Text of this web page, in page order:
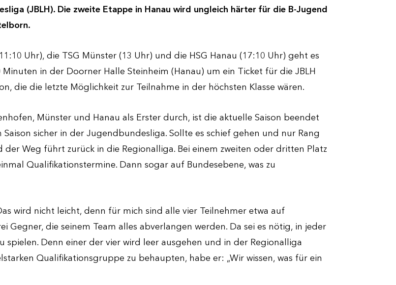
(JBLH). Die zweite Etappe in Hanau wird ungleich härter für die B-Jugend
Uhr), die TSG Münster (13 Uhr) und die HSG Hanau (17:10 Uhr) geht es
in der Doorner Halle Steinheim (Hanau) um ein Ticket für die JBLH
die die letzte Möglichkeit zur Teilnahme in der höchsten Klasse wären.
Münster und Hanau als Erster durch, ist die aktuelle Saison beendet
sicher in der Jugendbundesliga. Sollte es schief gehen und nur Rang
Weg führt zurück in die Regionalliga. Bei einem zweiten oder dritten Platz
Qualifikationstermine. Dann sogar auf Bundesebene, was zu
wird nicht leicht, denn für mich sind alle vier Teilnehmer etwa auf
Gegner, die seinem Team alles abverlangen werden. Da sei es nötig, in jeder
spielen. Denn einer der vier wird leer ausgehen und in der Regionalliga
Qualifikationsgruppe zu behaupten, habe er: „Wir wissen, was für ein